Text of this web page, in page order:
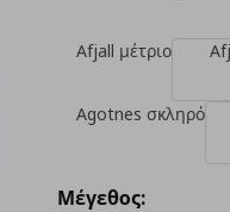
Afjall μέτριο
Agotnes σκληρό
Μέγεθος: